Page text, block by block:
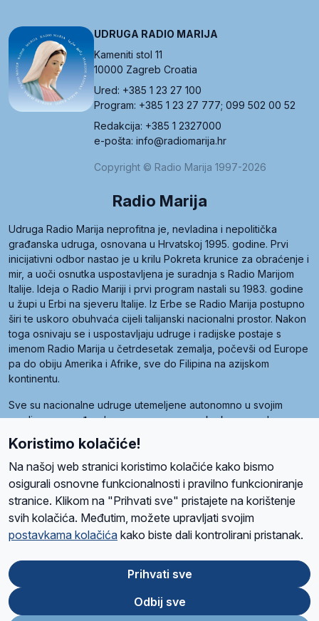
UDRUGA RADIO MARIJA
Kameniti stol 11
10000 Zagreb Croatia
Ured: +385 1 23 27 100
Program: +385 1 23 27 777; 099 502 00 52
Redakcija: +385 1 2327000
e-pošta: info@radiomarija.hr
Copyright © Radio Marija 1997-2026
Radio Marija
Udruga Radio Marija neprofitna je, nevladina i nepolitička
građanska udruga, osnovana u Hrvatskoj 1995. godine. Prvi
inicijativni odbor nastao je u krilu Pokreta krunice za obraćenje i
mir, a uoči osnutka uspostavljena je suradnja s Radio Marijom
Italije. Ideja o Radio Mariji i prvi program nastali su 1983. godine
u župi u Erbi na sjeveru Italije. Iz Erbe se Radio Marija postupno
širi te uskoro obuhvaća cijeli talijanski nacionalni prostor. Nakon
toga osnivaju se i uspostavljaju udruge i radijske postaje s
imenom Radio Marija u četrdesetak zemalja, počevši od Europe
pa do obiju Amerika i Afrike, sve do Filipina na azijskom
kontinentu.
Sve su nacionalne udruge utemeljene autonomno u svojim
zemljama, a međusobna su povezane preko krovne udruge
pod nazivom Svjetska obitelj Radio Marije (World Family of
Radio Maria). Svjetsku obitelj utemeljilo je sedam članica, među
kojima je i hrvatska Udruga Radio Marija.
O namaRadio ProgramVolonteriPrijateljiKontaktPravila privatnosti
Ova stranica je zaštićena Google reCAPTCHA sustavom
Store
Google
Play
Koristimo kolačiće!
Na našoj web stranici koristimo kolačiće kako bismo
osigurali osnovne funkcionalnosti i pravilno funkcioniranje
stranice. Klikom na "Prihvati sve" pristajete na korištenje
svih kolačića. Međutim, možete upravljati svojim
postavkama kolačića kako biste dali kontrolirani pristanak.
Prihvati sve
Odbij sve